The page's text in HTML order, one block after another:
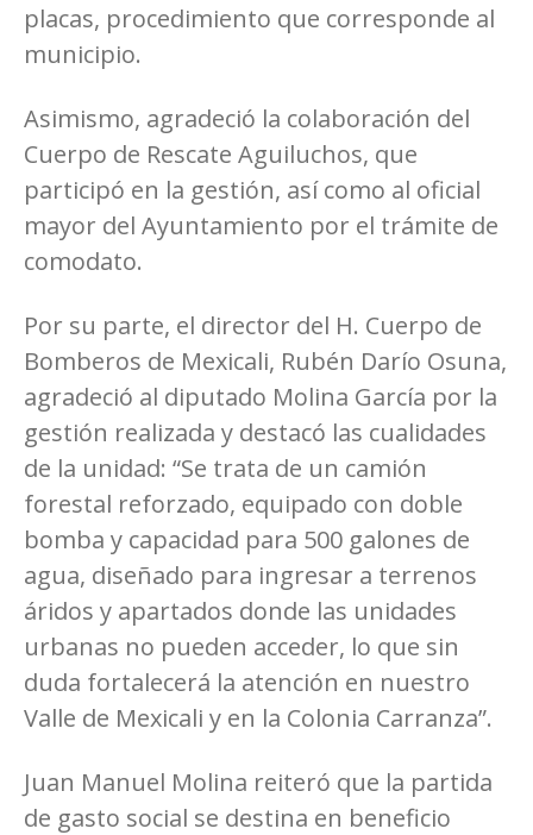
placas, procedimiento que corresponde al
municipio.
Asimismo, agradeció la colaboración del
Cuerpo de Rescate Aguiluchos, que
participó en la gestión, así como al oficial
mayor del Ayuntamiento por el trámite de
comodato.
Por su parte, el director del H. Cuerpo de
Bomberos de Mexicali, Rubén Darío Osuna,
agradeció al diputado Molina García por la
gestión realizada y destacó las cualidades
de la unidad: “Se trata de un camión
forestal reforzado, equipado con doble
bomba y capacidad para 500 galones de
agua, diseñado para ingresar a terrenos
áridos y apartados donde las unidades
urbanas no pueden acceder, lo que sin
duda fortalecerá la atención en nuestro
Valle de Mexicali y en la Colonia Carranza”.
Juan Manuel Molina reiteró que la partida
de gasto social se destina en beneficio